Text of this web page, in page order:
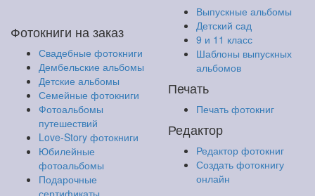
Фотокниги на заказ
Свадебные фотокниги
Дембельские альбомы
Детские альбомы
Семейные фотокниги
Фотоальбомы
путешествий
Love-Story фотокниги
Юбилейные
фотоальбомы
Подарочные
Выпускные альбомы
Детский сад
9 и 11 класс
Шаблоны выпускных
альбомов
Печать
Печать фотокниг
Редактор
Редактор фотокниг
Создать фотокнигу
онлайн